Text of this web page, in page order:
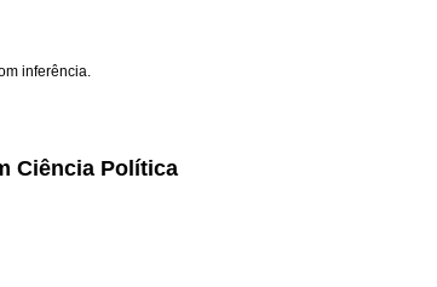
inferência.
Ciência Política